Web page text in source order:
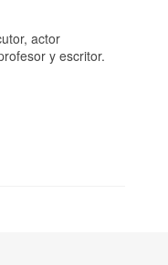
actor
y escritor.